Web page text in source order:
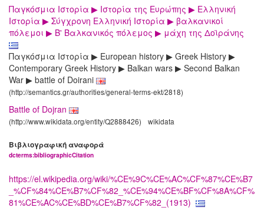
Παγκόσμια Ιστορία ▶ Ιστορία της Ευρώπης ▶ Ελληνική
Ιστορία ▶ Σύγχρονη Ελληνική Ιστορία ▶ βαλκανικοί
πόλεμοι ▶ Β' Βαλκανικός πόλεμος ▶ μάχη της Δοϊράνης
Παγκόσμια Ιστορία ▶ European history ▶ Greek History ▶
Contemporary Greek History ▶ Balkan wars ▶ Second Balkan
War ▶ battle of Doirani
(http://semantics.gr/authorities/general-terms-ekt/2818)
Battle of Dojran
(http://www.wikidata.org/entity/Q2888426) wikidata
Βιβλιογραφική αναφορά
dcterms:bibliographicCitation
https://el.wikipedia.org/wiki/%CE%9C%CE%AC%CF%87%CE%B7
_%CF%84%CE%B7%CF%82_%CE%94%CE%BF%CF%8A%CF%
81%CE%AC%CE%BD%CE%B7%CF%82_(1913)